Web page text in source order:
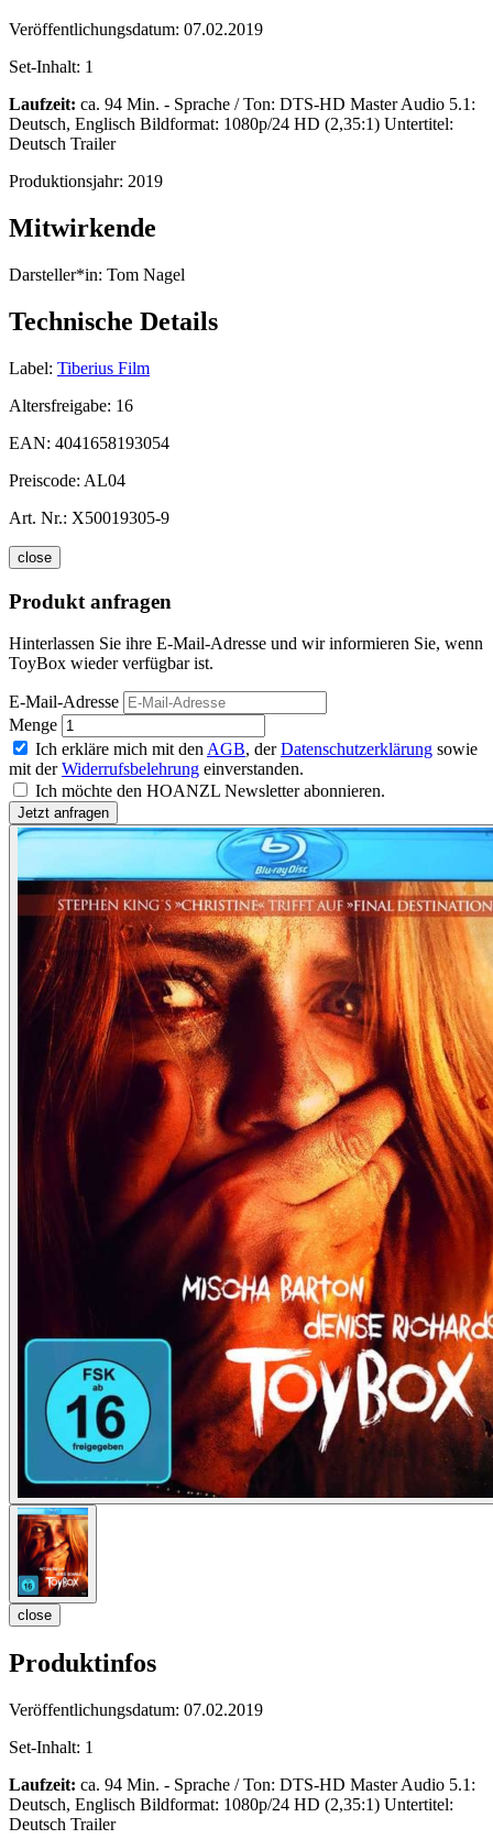
Veröffentlichungsdatum: 07.02.2019
Set-Inhalt: 1
Laufzeit: ca. 94 Min. - Sprache / Ton: DTS-HD Master Audio 5.1:
Deutsch, Englisch Bildformat: 1080p/24 HD (2,35:1) Untertitel:
Deutsch Trailer
Produktionsjahr: 2019
Mitwirkende
Darsteller*in: Tom Nagel
Technische Details
Label: Tiberius Film
Altersfreigabe: 16
EAN: 4041658193054
Preiscode: AL04
Art. Nr.: X50019305-9
close
Produkt anfragen
Hinterlassen Sie ihre E-Mail-Adresse und wir informieren Sie, wenn
ToyBox wieder verfügbar ist.
E-Mail-Adresse
Menge
Ich erkläre mich mit den AGB, derDatenschutzerklärung sowie
mit derWiderrufsbelehrung einverstanden.
Ich möchte den HOANZL Newsletter abonnieren.
close
Produktinfos
Veröffentlichungsdatum: 07.02.2019
Set-Inhalt: 1
Laufzeit: ca. 94 Min. - Sprache / Ton: DTS-HD Master Audio 5.1:
Deutsch, Englisch Bildformat: 1080p/24 HD (2,35:1) Untertitel:
Deutsch Trailer